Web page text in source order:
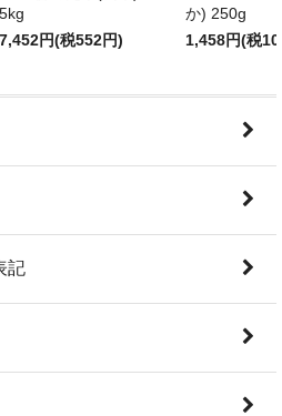
5kg
7,452円(税552円)
か) 250g
1,458円(税
記